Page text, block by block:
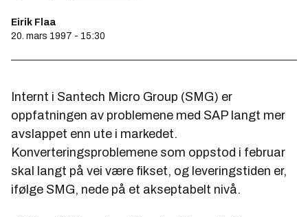
Eirik Flaa
20. mars 1997 - 15:30
Internt i Santech Micro Group (SMG) er
oppfatningen av problemene med SAP langt mer
avslappet enn ute i markedet.
Konverteringsproblemene som oppstod i februar
skal langt på vei være fikset, og leveringstiden er,
ifølge SMG, nede på et akseptabelt nivå.